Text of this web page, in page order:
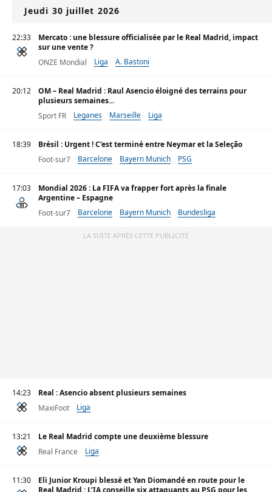
Jeudi 30 juillet 2026
22:33
Mercato : une blessure officialisée par le Real Madrid, impact
sur une vente ?
ONZE Mondial
Liga A. Bastoni
20:12
OM – Real Madrid : Raul Asencio éloigné des terrains pour
plusieurs semaines...
Sport FR
Leganes Marseille Liga
18:39
Brésil : Urgent ! C’est terminé entre Neymar et la Seleção
Foot-sur7
Barcelone Bayern Munich PSG
17:03
Mondial 2026 : La FIFA va frapper fort après la finale
Argentine – Espagne
Foot-sur7
Barcelone Bayern Munich Bundesliga
LA SUITE APRÈS CETTE PUBLICITÉ
14:23
Real : Asencio absent plusieurs semaines
MaxiFoot
Liga
13:21
Le Real Madrid compte une deuxième blessure
Real France
Liga
11:30
Eli Junior Kroupi blessé et Yan Diomandé en route pour le
Real Madrid : L’IA conseille six attaquants au PSG pour les